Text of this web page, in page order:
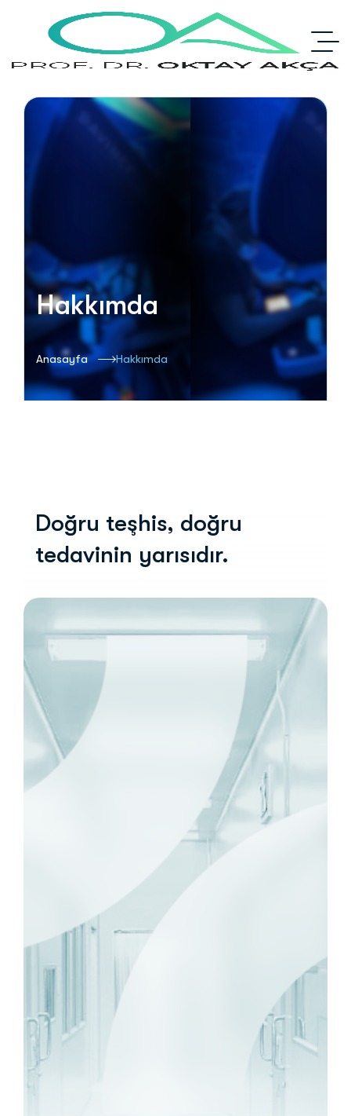
Hakkımda
Anasayfa Hakkımda
Doğru teşhis, doğru
tedavinin yarısıdır.